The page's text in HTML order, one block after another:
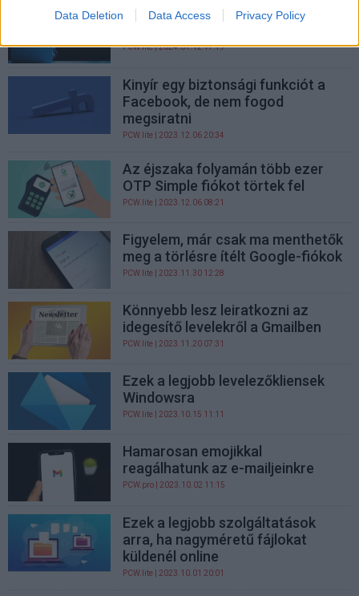
Data Deletion Data Access Privacy Policy
Vigyázat, adathalász e-mail terjed
PCW.lite| 2024.01.12 17:19
Kinyír egy biztonsági funkciót a
Facebook, de nem fogod
megsiratni
PCW.lite | 2023.12.06 20:34
Az éjszaka folyamán több ezer
OTP Simple fiókot törtek fel
PCW.lite | 2023.12.06 08:21
Figyelem, már csak ma menthetők
meg a törlésre ítélt Google-fiókok
PCW.lite | 2023.11.30 12:28
Könnyebb lesz leiratkozni az
idegesítő levelekről a Gmailben
PCW.lite | 2023.11.20 07:31
Ezek a legjobb levelezőkliensek
Windowsra
PCW.lite | 2023.10.15 11:11
Hamarosan emojikkal
reagálhatunk az e-mailjeinkre
PCW.pro | 2023.10.02 11:15
Ezek a legjobb szolgáltatások
arra, ha nagyméretű fájlokat
küldenél online
PCW.lite | 2023.10.01 20:01